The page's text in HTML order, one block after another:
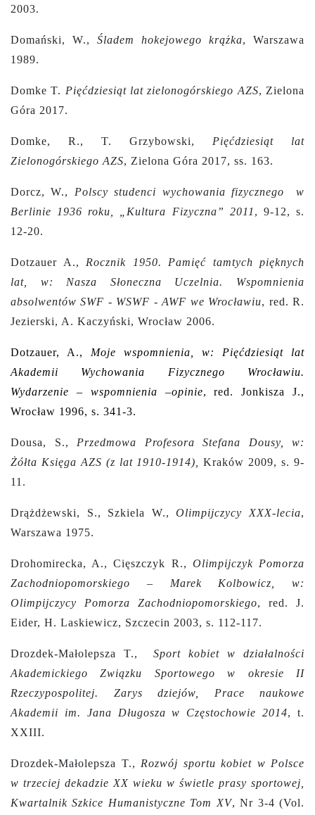
2003.
Domański, W., Śladem hokejowego krążka, Warszawa
1989.
Domke T. Pięćdziesiąt lat zielonogórskiego AZS, Zielona
Góra 2017.
Domke, R., T. Grzybowski, Pięćdziesiąt lat
Zielonogórskiego AZS, Zielona Góra 2017, ss. 163.
Dorcz, W., Polscy studenci wychowania fizycznego w
Berlinie 1936 roku, „Kultura Fizyczna” 2011 , 9-12, s.
12-20.
Dotzauer A., Rocznik 1950. Pamięć tamtych pięknych
lat, w: Nasza Słoneczna Uczelnia. Wspomnienia
absolwentów SWF - WSWF - AWF we Wrocławiu, red. R.
Jezierski, A. Kaczyński, Wrocław 2006.
Dotzauer, A., Moje wspomnienia, w: Pięćdziesiąt lat
Akademii Wychowania Fizycznego Wrocławiu.
Wydarzenie – wspomnienia –opinie, red. Jonkisza J.,
Wrocław 1996, s. 341-3.
Dousa, S., Przedmowa Profesora Stefana Dousy, w:
Żółta Księga AZS (z lat 1910-1914),
Kraków 2009, s. 9-
11.
Drążdżewski, S., Szkiela W.,Olimpijczycy XXX-lecia,
Warszawa 1975.
Drohomirecka, A., Cięszczyk R., Olimpijczyk Pomorza
Zachodniopomorskiego – Marek Kolbowicz, w:
Olimpijczycy Pomorza Zachodniopomorskiego, red. J.
Eider, H. Laskiewicz, Szczecin 2003, s. 112-117.
Drozdek-Małolepsza T., Sport kobiet w działalności
Akademickiego Związku Sportowego w okresie II
Rzeczypospolitej. Zarys dziejów, Prace naukowe
Akademii im. Jana Długosza w Częstochowie 2014, t.
XXIII.
Drozdek-Małolepsza T., Rozwój sportu kobiet w Polsce
w trzeciej dekadzie XX wieku w świetle prasy sportowej,
Kwartalnik Szkice Humanistyczne Tom XV, Nr 3-4 (Vol.